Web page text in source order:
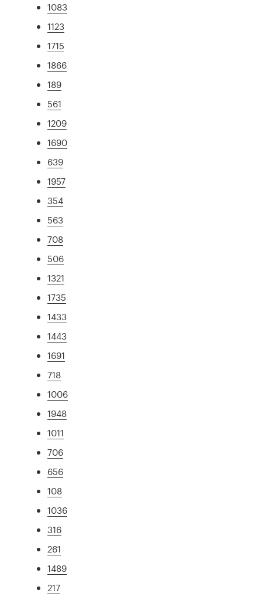
1083
1123
1715
1866
189
561
1209
1690
639
1957
354
563
708
506
1321
1735
1433
1443
1691
718
1006
1948
1011
706
656
108
1036
316
261
1489
217